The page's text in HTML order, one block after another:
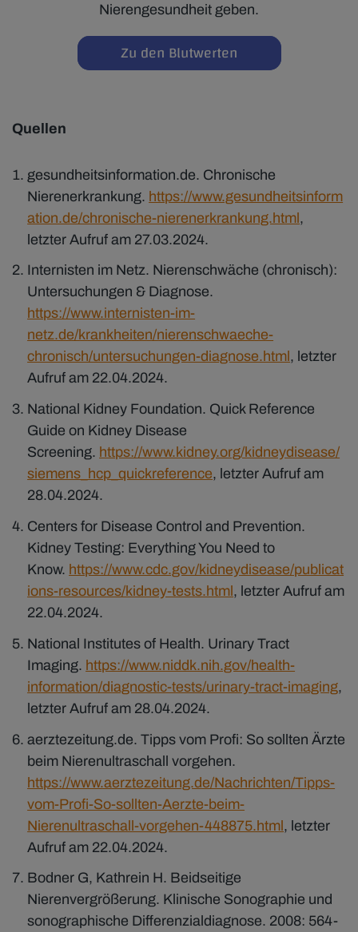
Nierengesundheit geben.
Zu den Blutwerten
Quellen
gesundheitsinformation.de. Chronische
Nierenerkrankung. https://www.gesundheitsinform
ation.de/chronische-nierenerkrankung.html,
letzter Aufruf am 27.03.2024.
Internisten im Netz. Nierenschwäche (chronisch):
Untersuchungen & Diagnose.
https://www.internisten-im-
netz.de/krankheiten/nierenschwaeche-
chronisch/untersuchungen-diagnose.html , letzter
Aufruf am 22.04.2024.
National Kidney Foundation. Quick Reference
Guide on Kidney Disease
Screening. https://www.kidney.org/kidneydisease/
siemens_hcp_quickreference, letzter Aufruf am
28.04.2024.
Centers for Disease Control and Prevention.
Kidney Testing: Everything You Need to
Know. https://www.cdc.gov/kidneydisease/publicat
ions-resources/kidney-tests.html , letzter Aufruf am
22.04.2024.
National Institutes of Health. Urinary Tract
Imaging. https://www.niddk.nih.gov/health-
information/diagnostic-tests/urinary-tract-imaging,
letzter Aufruf am 28.04.2024.
aerztezeitung.de. Tipps vom Profi: So sollten Ärzte
beim Nierenultraschall vorgehen.
https://www.aerztezeitung.de/Nachrichten/Tipps-
vom-Profi-So-sollten-Aerzte-beim-
Nierenultraschall-vorgehen-448875.html, letzter
Aufruf am 22.04.2024.
Bodner G, Kathrein H. Beidseitige
Nierenvergrößerung. Klinische Sonographie und
sonographische Differenzialdiagnose. 2008: 564-